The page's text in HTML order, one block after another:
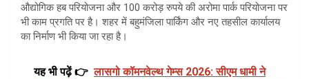
औद्योगिक हब परियोजना और 100 करोड़ रुपये की अरोमा पार्क परियोजना पर
भी काम प्रगति पर है। शहर में बहुमंजिला पार्किंग और नए तहसील कार्यालय
का निर्माण भी किया जा रहा है।
यह भी पढ़ें 👉 लासगो कॉमनवेल्थ गेम्स 2026: सीएम धामी ने